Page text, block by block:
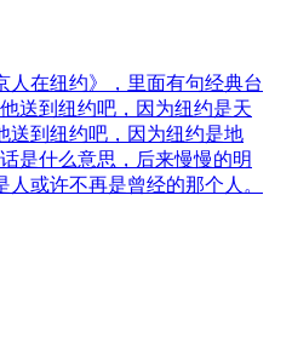
人在纽约》，里面有句经典台
送到纽约吧，因为纽约是天
送到纽约吧，因为纽约是地
是什么意思，后来慢慢的明
或许不再是曾经的那个人。